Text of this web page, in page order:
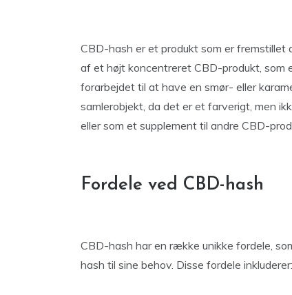
CBD-hash er et produkt som er fremstillet
af et højt koncentreret CBD-produkt, som
forarbejdet til at have en smør- eller
samlerobjekt, da det er et farverigt, men
eller som et supplement til andre CBD-
Fordele ved CBD-hash
CBD-hash har en række unikke fordele,
hash til sine behov. Disse fordele inkluderer: